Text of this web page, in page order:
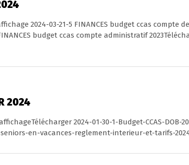
2024-03-21-5 FINANCES budget ccas compte
budget ccas compte administratif
2024
2024-01-30-1-Budget-CCAS-DOB-
seniors-en-vacances-reglement-interieur-et-tarifs-